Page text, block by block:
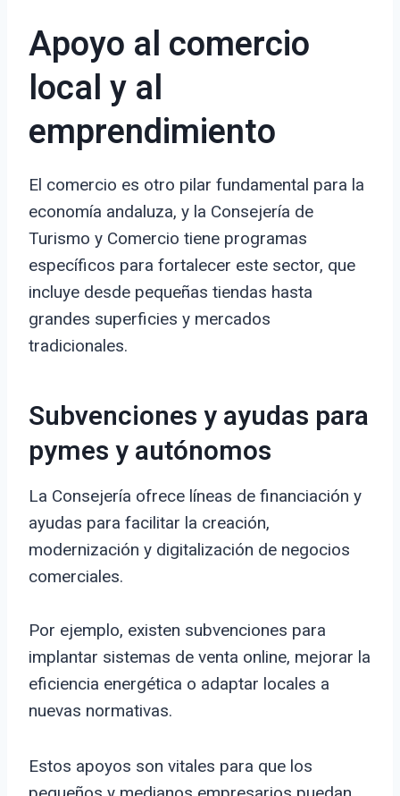
Apoyo al comercio
local y al
emprendimiento
El comercio es otro pilar fundamental para la
economía andaluza, y la Consejería de
Turismo y Comercio tiene programas
específicos para fortalecer este sector, que
incluye desde pequeñas tiendas hasta
grandes superficies y mercados
tradicionales.
Subvenciones y ayudas para
pymes y autónomos
La Consejería ofrece líneas de financiación y
ayudas para facilitar la creación,
modernización y digitalización de negocios
comerciales.
Por ejemplo, existen subvenciones para
implantar sistemas de venta online, mejorar la
eficiencia energética o adaptar locales a
nuevas normativas.
Estos apoyos son vitales para que los